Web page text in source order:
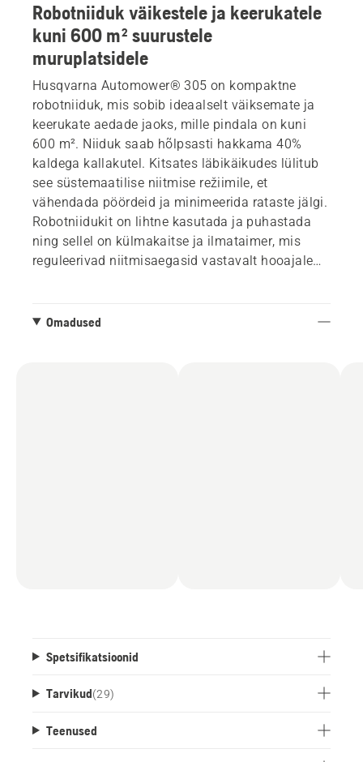
Robotniiduk väikestele ja keerukatele
kuni 600 m² suurustele
muruplatsidele
Husqvarna Automower® 305 on kompaktne
robotniiduk, mis sobib ideaalselt väiksemate ja
keerukate aedade jaoks, mille pindala on kuni
600 m². Niiduk saab hõlpsasti hakkama 40%
kaldega kallakutel. Kitsates läbikäikudes lülitub
see süstemaatilise niitmise režiimile, et
vähendada pöördeid ja minimeerida rataste jälgi.
Robotniidukit on lihtne kasutada ja puhastada
ning sellel on külmakaitse ja ilmataimer, mis
reguleerivad niitmisaegasid vastavalt hooajale
rakendust Automower® Connect niiduki
Omadused
Spetsifikatsioonid
Tarvikud(29)
Teenused